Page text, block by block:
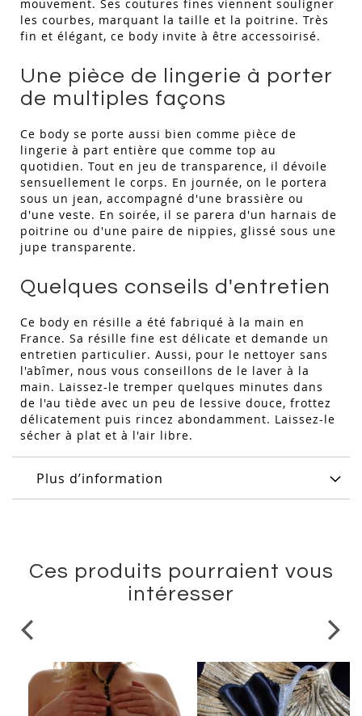
mouvement. Ses coutures fines viennent souligner
les courbes, marquant la taille et la poitrine. Très
fin et élégant, ce body invite à être accessoirisé.
Une pièce de lingerie à porter
de multiples façons
Ce body se porte aussi bien comme pièce de
lingerie à part entière que comme top au
quotidien. Tout en jeu de transparence, il dévoile
sensuellement le corps. En journée, on le portera
sous un jean, accompagné d'une brassière ou
d'une veste. En soirée, il se parera d'un harnais de
poitrine ou d'une paire de nippies, glissé sous une
jupe transparente.
Quelques conseils d'entretien
Ce body en résille a été fabriqué à la main en
France. Sa résille fine est délicate et demande un
entretien particulier. Aussi, pour le nettoyer sans
l'abîmer, nous vous conseillons de le laver à la
main. Laissez-le tremper quelques minutes dans
de l'au tiède avec un peu de lessive douce, frottez
délicatement puis rincez abondamment. Laissez-le
sécher à plat et à l'air libre.
Plus d’information
Ces produits pourraient vous
intéresser